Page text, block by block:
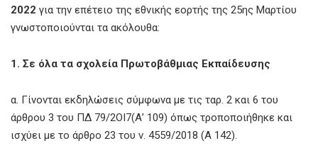
2022 για την επέτειο της εθνικής εορτής της 25ης Μαρτίου
γνωστοποιούνται τα ακόλουθα:
1. Σε όλα τα σχολεία Πρωτοβάθμιας Εκπαίδευσης
α. Γίνονται εκδηλώσεις σύμφωνα με τις ταρ. 2 και 6 του
άρθρου 3 του ΠΔ 79/2ΟΙ7(Α’ 109) όπως τροποποιήθηκε και
ισχύει με το άρθρο 23 του ν. 4559/2018 (Α 142).